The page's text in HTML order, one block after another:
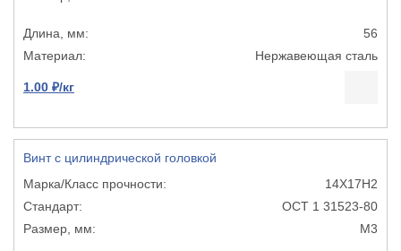
56
Нержавеющая сталь
1.00 ₽/кг
Винт с цилиндрической головкой
14Х17Н2
ОСТ 1 31523-80
М3